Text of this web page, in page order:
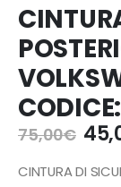
75,00€ Il
CINTURA DI